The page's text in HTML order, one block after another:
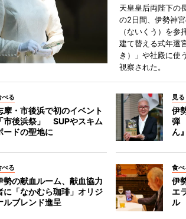
天皇皇后両陛下の
の2日間、伊勢神
（ないくう）を
建て替える式年遷
き）」や社殿に使
視察された。
べる
摩・市後浜で初のイベント
「市後浜祭」 SUPやスキム
ードの聖地に
見
伊
弾
ん
べる
勢の献血ルーム、献血協力
に「なかむら珈琲」オリジ
ルブレンド進呈
食べ
伊
エ
ル